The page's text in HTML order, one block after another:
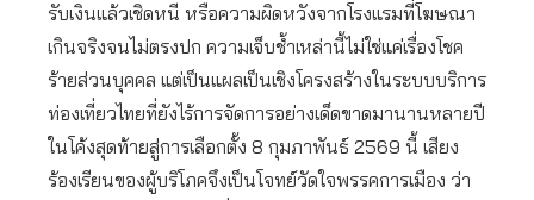
รับเงินแล้วเชิดหนี หรือความผิดหวังจากโรงแรมที่โฆษณา
เกินจริงจนไม่ตรงปก ความเจ็บช้ำเหล่านี้ไม่ใช่แค่เรื่องโชค
ร้ายส่วนบุคคล แต่เป็นแผลเป็นเชิงโครงสร้างในระบบบริการ
ท่องเที่ยวไทยที่ยังไร้การจัดการอย่างเด็ดขาดมานานหลายปี
ในโค้งสุดท้ายสู่การเลือกตั้ง 8 กุมภาพันธ์ 2569 นี้ เสียง
ร้องเรียนของผู้บริโภคจึงเป็นโจทย์วัดใจพรรคการเมือง ว่า